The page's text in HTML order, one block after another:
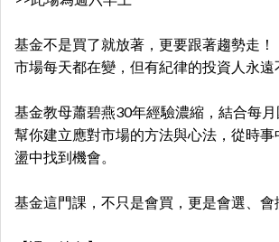
基金不是買了就放著，更要跟著趨勢走！
市場每天都在變，但有紀律的投資人永遠
基金教母蕭碧燕30年經驗濃縮，結合每月
幫你建立應對市場的方法與心法，從時
盪中找到機會。
基金這門課，不只是會買，更是會選、會